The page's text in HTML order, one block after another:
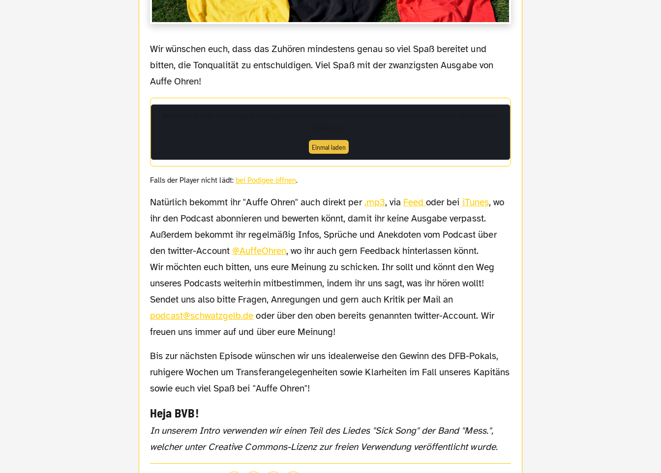
Wir wünschen euch, dass das Zuhören mindestens genau so viel Spaß bereitet und
bitten, die Tonqualität zu entschuldigen. Viel Spaß mit der zwanzigsten Ausgabe von
Auffe Ohren!
Einmal laden
Falls der Player nicht lädt: bei Podigee öffnen.
Natürlich bekommt ihr "Auffe Ohren" auch direkt per.mp3, via Feedoder bei iTunes, wo
ihr den Podcast abonnieren und bewerten könnt, damit ihr keine Ausgabe verpasst.
Außerdem bekommt ihr regelmäßig Infos, Sprüche und Anekdoten vom Podcast über
den twitter-Account @AuffeOhren, wo ihr auch gern Feedback hinterlassen könnt.
Wir möchten euch bitten, uns eure Meinung zu schicken. Ihr sollt und könnt den Weg
unseres Podcasts weiterhin mitbestimmen, indem ihr uns sagt, was ihr hören wollt!
Sendet uns also bitte Fragen, Anregungen und gern auch Kritik per Mail an
podcast@schwatzgelb.de oder über den oben bereits genannten twitter-Account. Wir
freuen uns immer auf und über eure Meinung!
Bis zur nächsten Episode wünschen wir uns idealerweise den Gewinn des DFB-Pokals,
ruhigere Wochen um Transferangelegenheiten sowie Klarheiten im Fall unseres Kapitäns
sowie euch viel Spaß bei "Auffe Ohren"!
Heja BVB!
In unserem Intro verwenden wir einen Teil des Liedes "Sick Song" der Band "Mess.",
welcher unter Creative Commons-Lizenz zur freien Verwendung veröffentlicht wurde.